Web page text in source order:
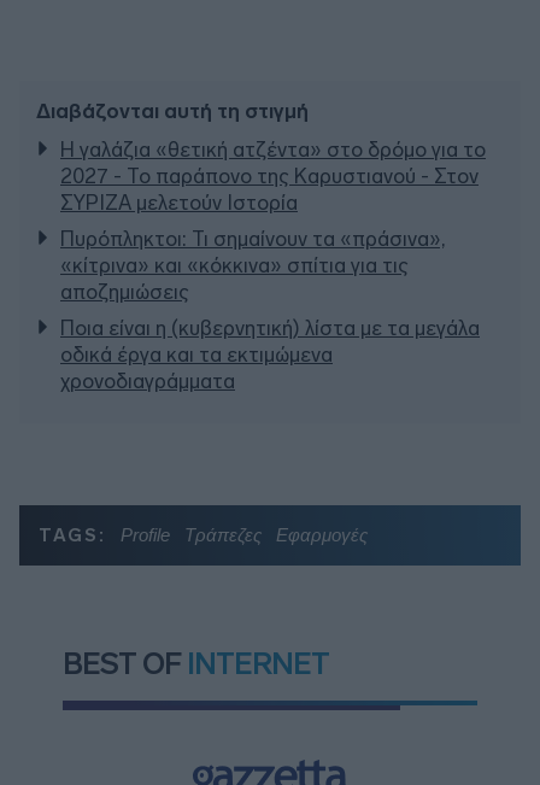
Διαβάζονται αυτή τη στιγμή
Η γαλάζια «θετική ατζέντα» στο δρόμο για το
2027 - Το παράπονο της Καρυστιανού - Στον
ΣΥΡΙΖΑ μελετούν Ιστορία
Πυρόπληκτοι: Τι σημαίνουν τα «πράσινα»,
«κίτρινα» και «κόκκινα» σπίτια για τις
αποζημιώσεις
Ποια είναι η (κυβερνητική) λίστα με τα μεγάλα
οδικά έργα και τα εκτιμώμενα
χρονοδιαγράμματα
TAGS: Profile Τράπεζες Εφαρμογές
BEST OF INTERNET